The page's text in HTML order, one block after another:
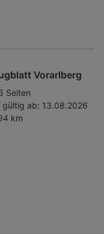
Vorarlberg
Seiten
gültig ab: 13.08.2026
km